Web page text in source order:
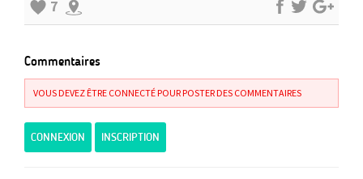
7
Commentaires
VOUS DEVEZ ÊTRE CONNECTÉ POUR POSTER DES COMMENTAIRES
CONNEXION INSCRIPTION